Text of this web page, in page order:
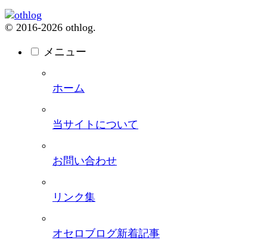
© 2016-2026 othlog.
メニュー
ホーム
当サイトについて
お問い合わせ
リンク集
オセロブログ新着記事